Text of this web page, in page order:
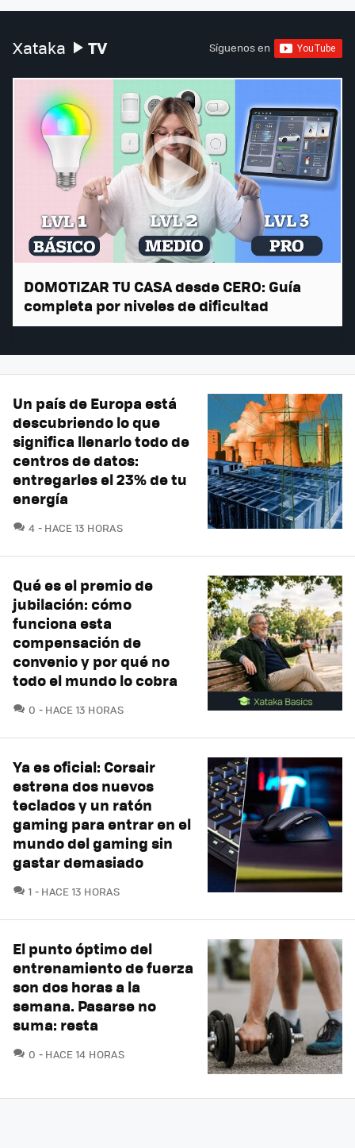
Xataka TV Síguenos en
DOMOTIZAR TU CASA desde CERO: Guía
completa por niveles de dificultad
Un país de Europa está
descubriendo lo que
significa llenarlo todo de
centros de datos:
entregarles el 23% de tu
energía
4 COMENTARIOS
HACE 13 HORAS
Qué es el premio de
jubilación: cómo
funciona esta
compensación de
convenio y por qué no
todo el mundo lo cobra
0 COMENTARIOS
HACE 13 HORAS
Ya es oficial: Corsair
estrena dos nuevos
teclados y un ratón
gaming para entrar en el
mundo del gaming sin
gastar demasiado
1 COMENTARIOS
HACE 13 HORAS
El punto óptimo del
entrenamiento de fuerza
son dos horas a la
semana. Pasarse no
suma: resta
0 COMENTARIOS
HACE 14 HORAS